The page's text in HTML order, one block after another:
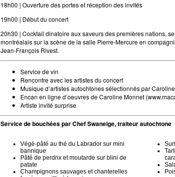
18h00 | Ouverture des portes et réception des invités
19h00 | Début du concert
20h30 | Cocktail dinatoire aux saveurs des premières nations,
montréalais sur la scène de la salle Pierre-Mercure en
Jean-François Rivest.
Service de vin
Rencontre avec les artistes du concert
Musique d’artistes autochtones sélectionnés par
Encan en ligne d’oeuvres de Caroline Monnet
Artiste invité surprise
Service de bouchées parChef Swaneige, traiteur autochtone
Végé-pâté au thé du Labrador sur mini
bannique
Pâté de perdrix et moutarde sur blini de
patate
Champignons sauvages et chanterelles